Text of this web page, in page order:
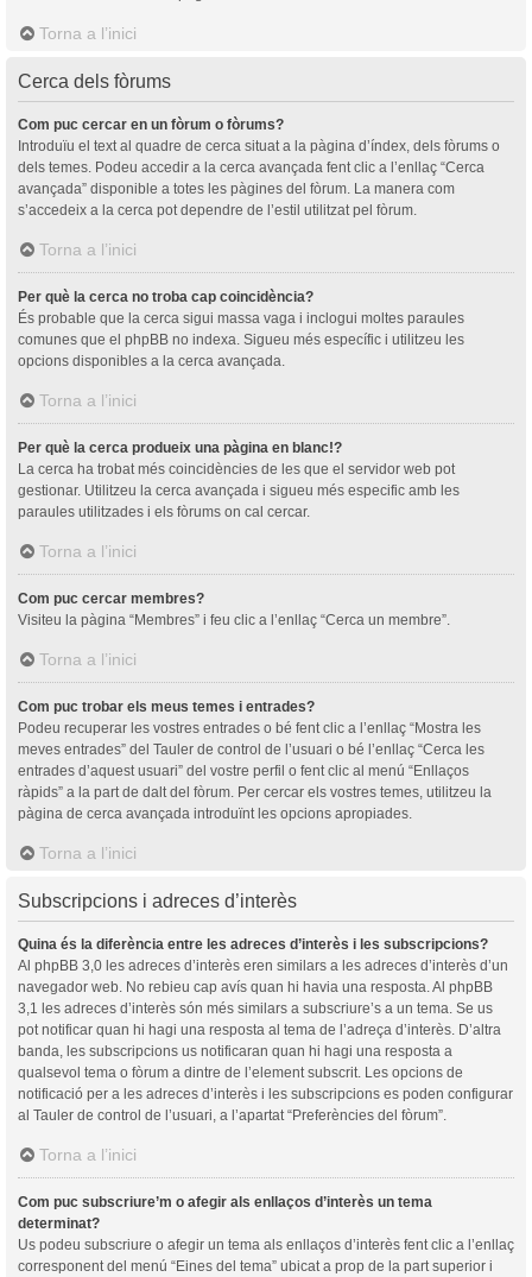
Torna a l’inici
Cerca dels fòrums
Com puc cercar en un fòrum o fòrums?
Introduïu el text al quadre de cerca situat a la pàgina d’índex, dels fòrums o
dels temes. Podeu accedir a la cerca avançada fent clic a l’enllaç “Cerca
avançada” disponible a totes les pàgines del fòrum. La manera com
s’accedeix a la cerca pot dependre de l’estil utilitzat pel fòrum.
Torna a l’inici
Per què la cerca no troba cap coincidència?
És probable que la cerca sigui massa vaga i inclogui moltes paraules
comunes que el phpBB no indexa. Sigueu més específic i utilitzeu les
opcions disponibles a la cerca avançada.
Torna a l’inici
Per què la cerca produeix una pàgina en blanc!?
La cerca ha trobat més coincidències de les que el servidor web pot
gestionar. Utilitzeu la cerca avançada i sigueu més especific amb les
paraules utilitzades i els fòrums on cal cercar.
Torna a l’inici
Com puc cercar membres?
Visiteu la pàgina “Membres” i feu clic a l’enllaç “Cerca un membre”.
Torna a l’inici
Com puc trobar els meus temes i entrades?
Podeu recuperar les vostres entrades o bé fent clic a l’enllaç “Mostra les
meves entrades” del Tauler de control de l’usuari o bé l’enllaç “Cerca les
entrades d’aquest usuari” del vostre perfil o fent clic al menú “Enllaços
ràpids” a la part de dalt del fòrum. Per cercar els vostres temes, utilitzeu la
pàgina de cerca avançada introduïnt les opcions apropiades.
Torna a l’inici
Subscripcions i adreces d’interès
Quina és la diferència entre les adreces d’interès i les subscripcions?
Al phpBB 3,0 les adreces d’interès eren similars a les adreces d’interès d’un
navegador web. No rebieu cap avís quan hi havia una resposta. Al phpBB
3,1 les adreces d’interès són més similars a subscriure’s a un tema. Se us
pot notificar quan hi hagi una resposta al tema de l’adreça d’interès. D’altra
banda, les subscripcions us notificaran quan hi hagi una resposta a
qualsevol tema o fòrum a dintre de l’element subscrit. Les opcions de
notificació per a les adreces d’interès i les subscripcions es poden configurar
al Tauler de control de l’usuari, a l’apartat “Preferències del fòrum”.
Torna a l’inici
Com puc subscriure’m o afegir als enllaços d’interès un tema
determinat?
Us podeu subscriure o afegir un tema als enllaços d’interès fent clic a l’enllaç
corresponent del menú “Eines del tema” ubicat a prop de la part superior i